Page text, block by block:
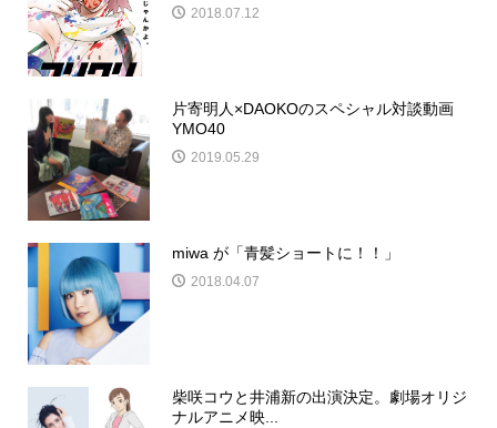
2018.07.12
片寄明人×DAOKOのスペシャル対談動画
YMO40
2019.05.29
miwa が「青髪ショートに！！」
2018.04.07
柴咲コウと井浦新の出演決定。劇場オリジ
ナルアニメ映...